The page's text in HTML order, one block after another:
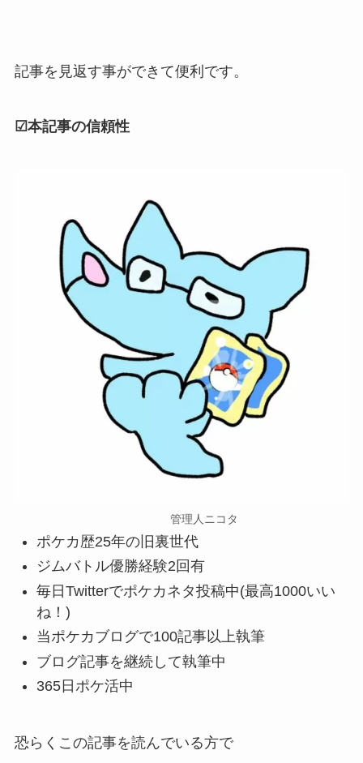
記事を見返す事ができて便利です。
☑本記事の信頼性
管理人ニコタ
ポケカ歴25年の旧裏世代
ジムバトル優勝経験2回有
毎日Twitterでポケカネタ投稿中(最高1000いい
ね！)
当ポケカブログで100記事以上執筆
ブログ記事を継続して執筆中
365日ポケ活中
恐らくこの記事を読んでいる方で